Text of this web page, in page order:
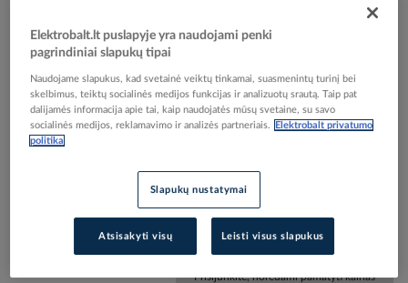
Skip
the
beginning
Reali prekė gali skirtis nuo pavaizduotos nuotraukoje
Dėžutė v/t [81x81x40] IP20 prailginimo balta Asfora
- SCHNEIDER ELECTRIC
Elektrobalt prekės kodas
EAN kodas
3606480527425
Gamintojo prekės kodas
EPH6100121
Prisijunkite, norėdami pamatyti kainas
Elektrobalt.lt puslapyje yra naudojami penki
pagrindiniai slapukų tipai
Naudojame slapukus, kad svetainė veiktų tinkamai, suasmenintų turinį bei
skelbimus, teiktų socialinės medijos funkcijas ir analizuotų srautą. Taip pat
dalijamės informacija apie tai, kaip naudojatės mūsų svetaine, su savo
socialinės medijos, reklamavimo ir analizės partneriais.
Elektrobalt privatumo
politika
Slapukų nustatymai
Atsisakyti visų Leisti visus slapukus